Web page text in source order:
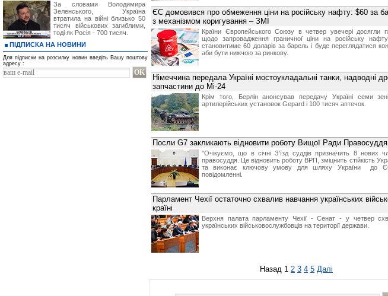
ЄС домовився про обмеження ціни на російську нафту: $60 за
з механізмом коригування – ЗМІ
Країни Європейського Союзу в четвер увечері досягли
щодо запровадження граничної ціни на російську
становитиме 60 доларів за барель і буде переглядатися
аби бути нижчою за ринкову.
Німеччина передала Україні мостоукладальні танки, надводні
запчастини до Мі-24
Крім того, Берлін анонсував передачу Україні семи
артилерійських установок Gepard і 100 тисяч аптечок.
Посли G7 закликають відновити роботу Вищої Ради Правосуддя
"Очікуємо, що в січні З'їзд суддів призначить 8 нових
правосуддя. Це відновить роботу ВРП, зміцнить стійкість
та виконає ключову умову для шляху України до
повідомленні.
Парламент Чехії остаточно схвалив навчання українських
країні
Верхня палата парламенту Чехії - Сенат - у четвер
українських військовослужбовців на території держави.
Назад 1 2 3 4 5 Далі
За словами Володимира
Зеленського, Україна
втратила на війні близько 50
тисяч військових загиблими,
тоді як Росія - 700 тисяч.
ПІДПИСКА НА НОВИНИ
Для підписки на розсилку новин введіть Вашу поштову
адресу :